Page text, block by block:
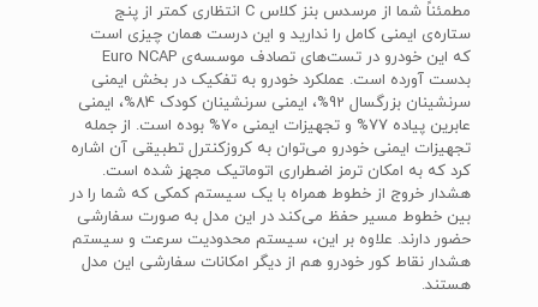
مطمئناً شما از مرسدس بنز کلاس C انتظاری کمتر از پنج
ستاره‌ی ایمنی کامل را ندارید و این درست همان چیزی است
که این خودرو در تست‌های تصادف موسسه‌ی Euro NCAP
بدست آورده است. عملکرد خودرو به تفکیک در بخش ایمنی
سرنشینان بزرگسال 92%، ایمنی سرنشینان کودک 84%، ایمنی
عابرین پیاده 77% و تجهیزات ایمنی 70% بوده است. از جمله
تجهیزات ایمنی خودرو می‌توان به کروزکنترل تطبیقی آن اشاره
کرد که به امکان ترمز اضطراری اتوماتیک مجهز شده است.
هشدار خروج از خطوط همراه با یک سیستم کمکی که شما را در
بین خطوط مسیر حفظ می‌کند در این مدل به صورت سفارشی
حضور دارند. علاوه بر این، سیستم محدودیت سرعت و سیستم
هشدار نقاط کور خودرو هم از دیگر امکانات سفارشی این مدل
هستند.